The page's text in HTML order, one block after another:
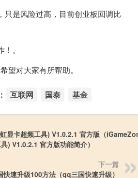
只是风险过高，目前创业板回调比
。
望对大家有所帮助。
互联网 国泰 基金
显卡超频工具) V1.0.2.1 官方版（
) V1.0.2.1 官方版功能简介）
下一篇
快速升级100方法（qq三国快速升级）